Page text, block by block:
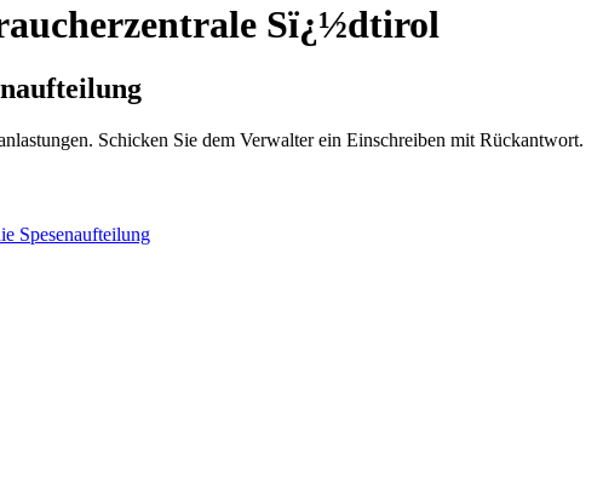
Sï¿½dtirol
Schicken Sie dem Verwalter ein Einschreiben mit Rückantwort.
Spesenaufteilung